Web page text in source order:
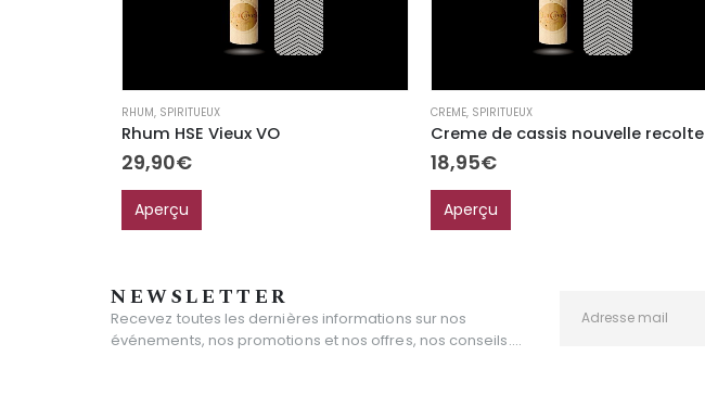
RHUM, SPIRITUEUX
Rhum HSE Vieux VO
29,90€
Aperçu
CREME, SPIRITUEUX
Creme de cassis nouvelle recolte
18,95€
Aperçu
NEWSLETTER
Recevez toutes les dernières informations sur nos
événements, nos promotions et nos offres, nos conseils....